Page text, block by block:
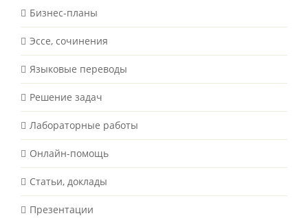
Бизнес-планы
Эссе, сочинения
Языковые переводы
Решение задач
Лабораторные работы
Онлайн-помощь
Статьи, доклады
Презентации